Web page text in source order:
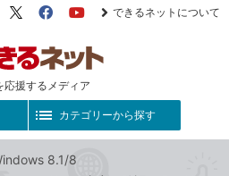
応援するメディア
X（旧
FacebookYouTube
できるネットについて
カテゴリーから探す
8.1/8